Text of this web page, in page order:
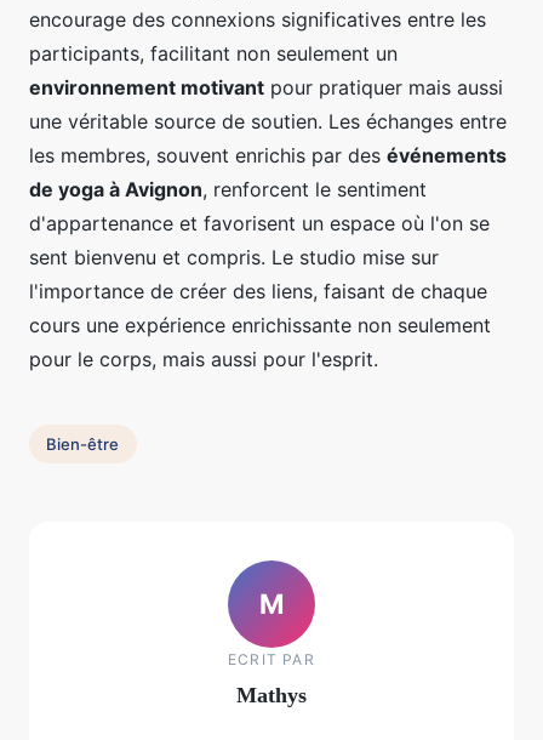
encourage des connexions significatives entre les
participants, facilitant non seulement un
environnement motivant pour pratiquer mais aussi
une véritable source de soutien. Les échanges entre
les membres, souvent enrichis par des événements
de yoga à Avignon, renforcent le sentiment
d'appartenance et favorisent un espace où l'on se
sent bienvenu et compris. Le studio mise sur
l'importance de créer des liens, faisant de chaque
cours une expérience enrichissante non seulement
pour le corps, mais aussi pour l'esprit.
Bien-être
M
ECRIT PAR
Mathys